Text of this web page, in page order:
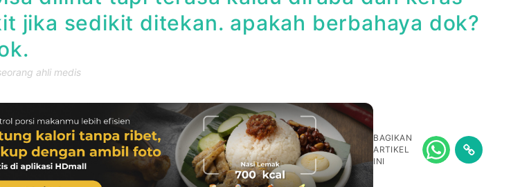
jika sedikit ditekan. apakah berbahaya dok?
ahli medis
BAGIKAN
ARTIKEL
INI